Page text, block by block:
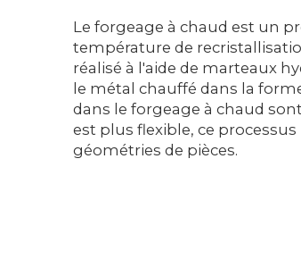
Le forgeage à chaud est un
température de
réalisé à l'aide de marteaux
le métal chauffé dans la
dans le forgeage à chaud
est plus flexible, ce
géométries de pièces.